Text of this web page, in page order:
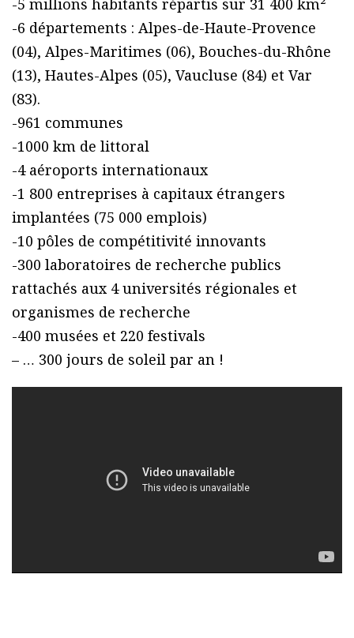
-5 millions habitants répartis sur 31 400 km²
-6 départements : Alpes-de-Haute-Provence
(04), Alpes-Maritimes (06), Bouches-du-Rhône
(13), Hautes-Alpes (05), Vaucluse (84) et Var
(83).
-961 communes
-1000 km de littoral
-4 aéroports internationaux
-1 800 entreprises à capitaux étrangers
implantées (75 000 emplois)
-10 pôles de compétitivité innovants
-300 laboratoires de recherche publics
rattachés aux 4 universités régionales et
organismes de recherche
-400 musées et 220 festivals
– … 300 jours de soleil par an !